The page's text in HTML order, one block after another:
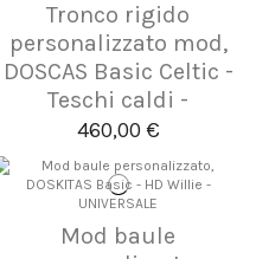
Tronco rigido
personalizzato mod,
DOSCAS Basic Celtic -
Teschi caldi -
460,00 €
Mod baule